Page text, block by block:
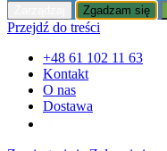
Zgadzam się
Przejdź do treści
+48 61 102 11 63
Kontakt
O nas
Dostawa